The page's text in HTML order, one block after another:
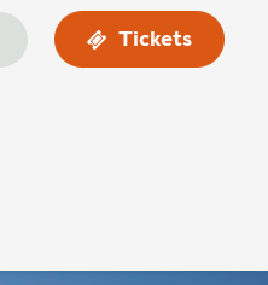
Tickets